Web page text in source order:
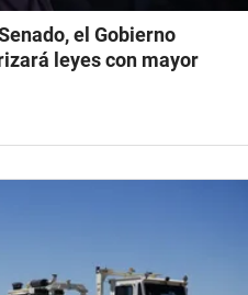
el Gobierno
leyes con mayor